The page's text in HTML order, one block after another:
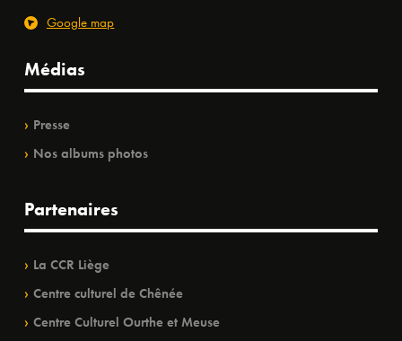
Google map
Médias
Presse
Nos albums photos
Partenaires
La CCR Liège
Centre culturel de Chênée
Centre Culturel Ourthe et Meuse